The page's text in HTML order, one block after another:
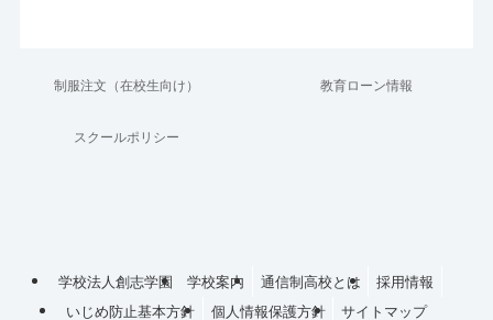
制服注文（在校生向け） 教育ローン情報
スクールポリシー
学校法人創志学園 学校案内 通信制高校とは
採用情報
いじめ防止基本方針
個人情報保護方針 サイトマップ